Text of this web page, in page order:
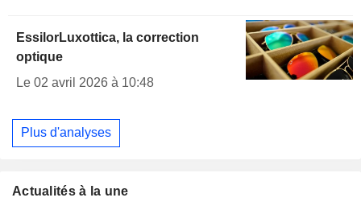
EssilorLuxottica, la correction
optique
Le 02 avril 2026 à 10:48
Plus d'analyses
Actualités à la une